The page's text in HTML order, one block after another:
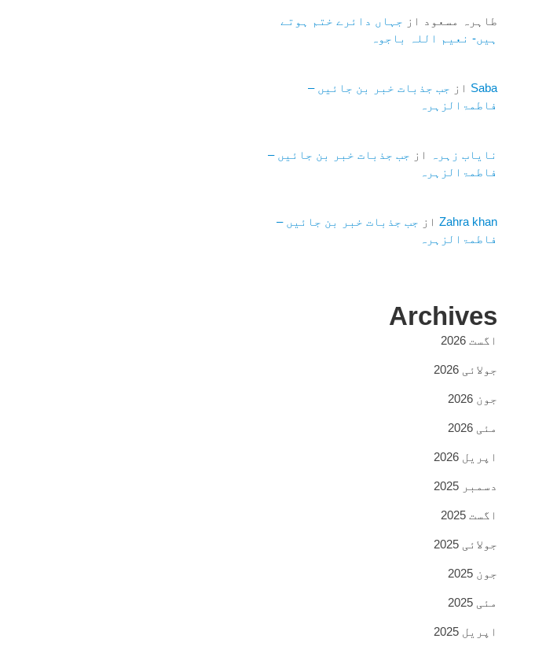
طاہرہ مسعود از جہاں دائرے ختم ہوتے
ہیں- نعیم اللہ باجوہ
Saba از جب جذبات خبر بن جائیں –
فاطمۃالزہرہ
نایاب زہرہ از جب جذبات خبر بن جائیں –
فاطمۃالزہرہ
Zahra khanاز جب جذبات خبر بن جائیں –
فاطمۃالزہرہ
Archives
اگست 2026
جولائی 2026
جون 2026
مئی 2026
اپریل 2026
دسمبر 2025
اگست 2025
جولائی 2025
جون 2025
مئی 2025
اپریل 2025